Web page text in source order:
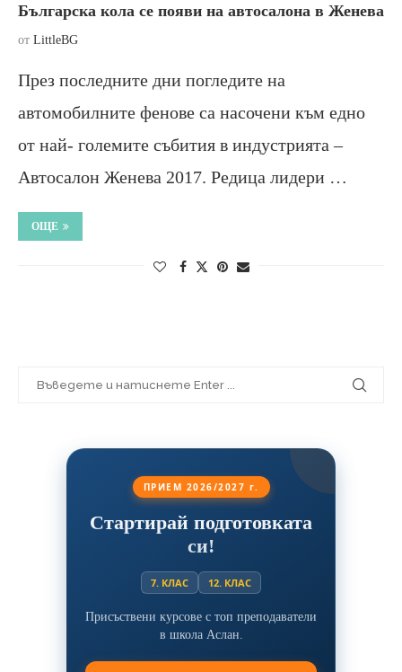
Българска кола се появи на автосалона в Женева
от LittleBG
През последните дни погледите на
автомобилните фенове са насочени към едно
от най- големите събития в индустрията –
Автосалон Женева 2017. Редица лидери …
ОЩЕ
ПРИЕМ 2026/2027 г.
Стартирай подготовката
си!
7. КЛАС 12. КЛАС
Присъствени курсове с топ преподаватели
в школа Аслан.